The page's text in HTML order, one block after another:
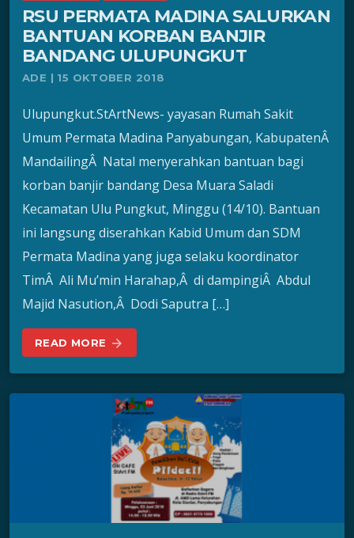
RSU PERMATA MADINA SALURKAN
BANTUAN KORBAN BANJIR
BANDANG ULUPUNGKUT
ADE | 15 OKTOBER 2018
Ulupungkut.StArtNews- yayasan Rumah Sakit
Umum Permata Madina Panyabungan, KabupatenÂ
MandailingÂ Natal menyerahkan bantuan bagi
korban banjir bandang Desa Muara Saladi
Kecamatan Ulu Pungkut, Minggu (14/10). Bantuan
ini langsung diserahkan Kabid Umum dan SDM
Permata Madina yang juga selaku koordinator
TimÂ Ali Mu’min Harahap,Â di dampingiÂ Abdul
Majid Nasution,Â Dodi Saputra […]
READ MORE arrow_forward